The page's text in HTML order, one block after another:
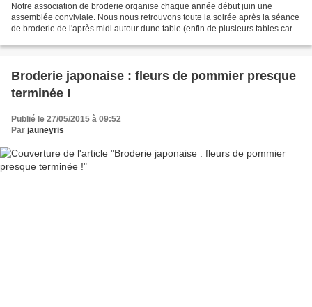
Notre association de broderie organise chaque année début juin une
assemblée conviviale. Nous nous retrouvons toute la soirée après la séance
de broderie de l'après midi autour dune table (enfin de plusieurs tables car
Broderie japonaise : fleurs de pommier presque
terminée !
Publié le 27/05/2015 à 09:52
Par jauneyris